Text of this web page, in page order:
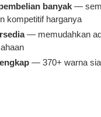
banyak —
kompetitif harganya
— memudahkan
— 370+ warna